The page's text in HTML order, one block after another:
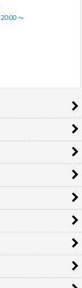
20:00 ～